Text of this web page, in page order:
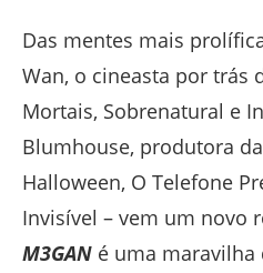
Das mentes mais
Wan, o cineasta por trás
Mortais, Sobrenatural e
Blumhouse, produtora
Halloween, O Telefone
Invisível – vem um novo
M3GAN é uma maravilha